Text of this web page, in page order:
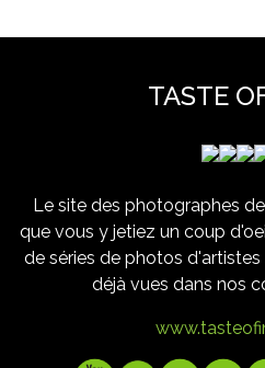
TASTE
Le site des photographes
que vous y jetiez un coup
de séries de photos d'artistes
déjà vues dans nos